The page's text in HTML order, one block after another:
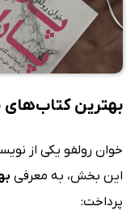
بهترین کتاب‌های
خوان رولفو یکی از
این بخش، به معرفی
پرداخت: